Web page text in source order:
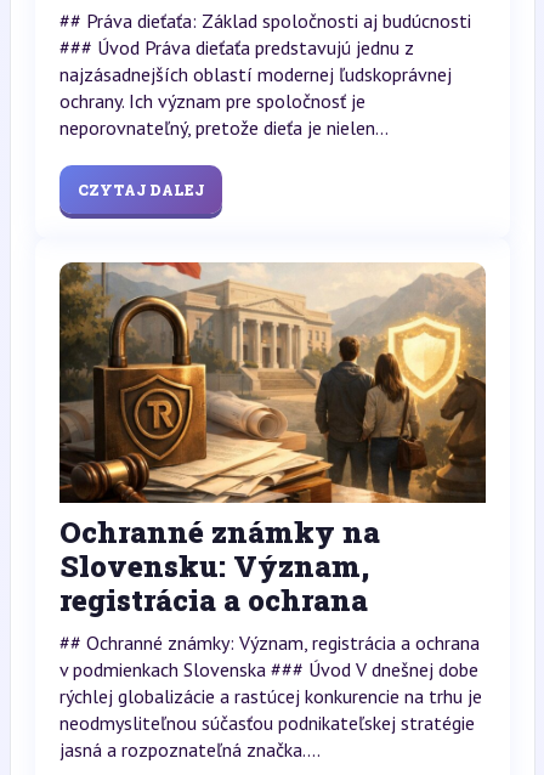
## Práva dieťaťa: Základ spoločnosti aj budúcnosti
### Úvod Práva dieťaťa predstavujú jednu z
najzásadnejších oblastí modernej ľudskoprávnej
ochrany. Ich význam pre spoločnosť je
neporovnateľný, pretože dieťa je nielen...
CZYTAJ DALEJ
Ochranné známky na
Slovensku: Význam,
registrácia a ochrana
## Ochranné známky: Význam, registrácia a ochrana
v podmienkach Slovenska ### Úvod V dnešnej dobe
rýchlej globalizácie a rastúcej konkurencie na trhu je
neodmysliteľnou súčasťou podnikateľskej stratégie
jasná a rozpoznateľná značka....